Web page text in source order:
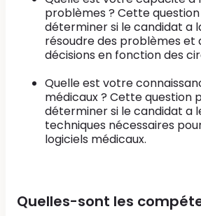
problèmes ? Cette
déterminer si le candidat a
résoudre des problèmes et
décisions en fonction des
Quelle est votre
médicaux ? Cette question
déterminer si le candidat a
techniques nécessaires
logiciels médicaux.
Quelles-sont les